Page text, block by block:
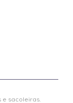
sacoleiras.